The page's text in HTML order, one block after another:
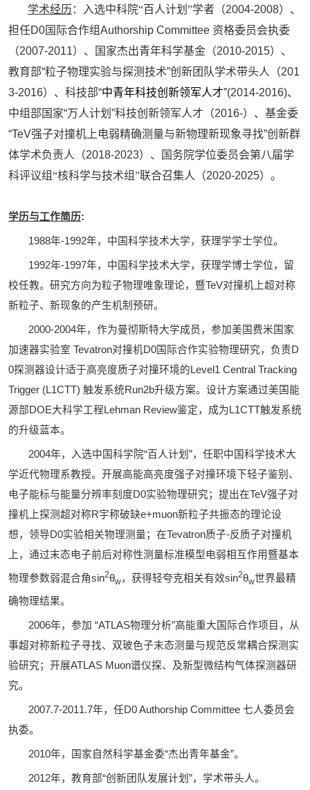
学术经历 ：入选中科院“百人计划”学者（2004-2008）、
担任D0国际合作组Authorship Committee 资格委员会执委
（2007-2011）、国家杰出青年科学基金（2010-2015）、
教育部“粒子物理实验与探测技术”创新团队学术带头人（201
3-2016）、科技部“中青年科技创新领军人才”(2014-2016)、
中组部国家“万人计划 ”科技创新领军人才（2016-）、基金委
“TeV强子对撞机上电弱精确测量与新物理新现象寻找”创新群
体学术负责人（2018-2023）、国务院学位委员会第八届学
科评议组“核科学与技术组”联合召集人（2020-2025）。
学历与工作简历:
1988年-1992年，中国科学技术大学，获理学学士学位。
1992年-1997年，中国科学技术大学，获理学博士学位，留
校任教。研究方向为粒子物理唯象理论，暨TeV对撞机上超对称
新粒子、新现象的产生机制预研。
2000-2004年，作为曼彻斯特大学成员，参加美国费米国家
加速器实验室 Tevatron对撞机D0国际合作实验物理研究，负责D
0探测器设计适于高亮度质子对撞环境的 Level1 Central Tracking
Trigger (L1CTT) 触发系统Run2b升级方案。设计方案通过美国能
源部DOE大科学工程 Lehman Review鉴定，成为 L1CTT触发系统
的升级蓝本。
2004年，入选中国科学院“百人计划 ”，任职中国科学技术大
学近代物理系教授。开展高能高亮度强子对撞环境下轻子鉴别、
电子能标与能量分辨率刻度D0实验物理研究；提出在TeV强子对
撞机上探测超对称R宇称破缺e+muon新粒子共振态的理论设
想，领导D0实验相关物理测量；在Tevatron质子-反质子对撞机
上，通过末态电子前后对称性测量标准模型电弱相互作用暨基本
物理参数弱混合角sin2θw，获得轻夸克相关有效sin2θw世界最精
确物理结果。
2006年，参加 “ATLAS物理分析”高能重大国际合作项目，从
事超对称新粒子寻找、双玻色子末态测量与规范反常耦合探测实
验研究；开展ATLAS Muon谱仪探、及新型微结构气体探测器研
究。
2007.7-2011.7年，任D0 Authorship Committee 七人委员会
执委。
2010年， 国家自然科学基金委“杰出青年基金”。
2012年，教育部“创新团队发展计划 ”，学术带头人。